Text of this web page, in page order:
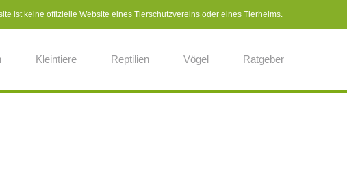
ist keine offizielle Website eines Tierschutzvereins oder eines Tierheims.
Kleintiere Reptilien Vögel Ratgeber